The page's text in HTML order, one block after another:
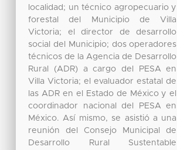
localidad; un técnico agropecuario y
forestal del Municipio de Villa
Victoria; el director de desarrollo
social del Municipio; dos operadores
técnicos de la Agencia de Desarrollo
Rural (ADR) a cargo del PESA en
Villa Victoria; el evaluador estatal de
las ADR en el Estado de México y el
coordinador nacional del PESA en
México. Así mismo, se asistió a una
reunión del Consejo Municipal de
Desarrollo Rural Sustentable